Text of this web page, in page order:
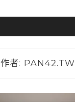
作者: PAN42.TW